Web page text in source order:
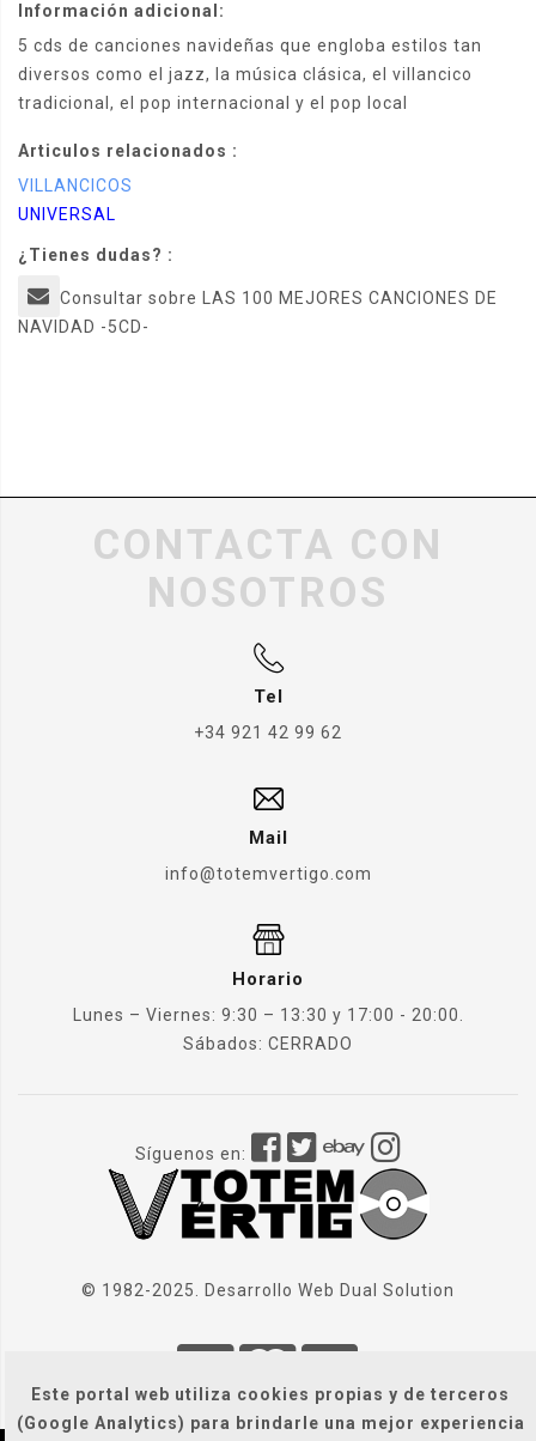
Este portal web utiliza cookies propias y de terceros
(Google Analytics) para brindarle una mejor experiencia
Información adicional:
5 cds de canciones navideñas que engloba estilos tan
diversos como el jazz, la música clásica, el villancico
tradicional, el pop internacional y el pop local
Articulos relacionados :
VILLANCICOS
UNIVERSAL
¿Tienes dudas? :
Consultar sobre LAS 100 MEJORES CANCIONES DE
NAVIDAD -5CD-
CONTACTA CON
NOSOTROS
Tel
+34 921 42 99 62
Mail
info@totemvertigo.com
Horario
Lunes – Viernes: 9:30 – 13:30 y 17:00 - 20:00.
Sábados: CERRADO
Síguenos en:
© 1982-2025. Desarrollo Web Dual Solution